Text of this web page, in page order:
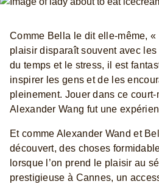
Comme Bella le dit elle-même,
plaisir disparaît souvent avec les
du temps et le stress, il est
inspirer les gens et de les
pleinement. Jouer dans ce
Alexander Wang fut une
Et comme Alexander Wand et
découvert, des choses
lorsque l’on prend le plaisir au
prestigieuse à Cannes, un